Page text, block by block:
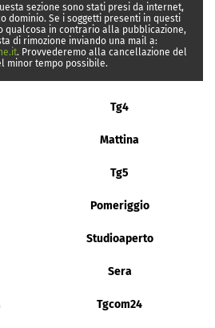
sezione sono stati presi da internet,
dominio. Se i soggetti presenti in questi
qualcosa in contrario alla pubblicazione,
di rimozione inviando una mail a:
. Provvederemo alla cancellazione del
minor tempo possibile.
Tg4
Mattina
Tg5
Pomeriggio
Studioaperto
Sera
Tgcom24